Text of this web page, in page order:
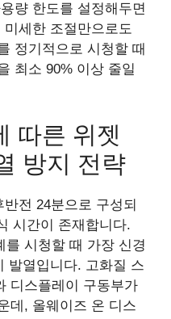
량 한도를 설정해두면
세한 조절만으로도
정기적으로 시청할 때
최소 90% 이상 줄일
따른 위젯
방지 전략
전 24분으로 구성되
시간이 존재합니다.
를 시청할 때 가장 신경
발열입니다. 고화질 스
디스플레이 구동부가
데, 올웨이즈 온 디스